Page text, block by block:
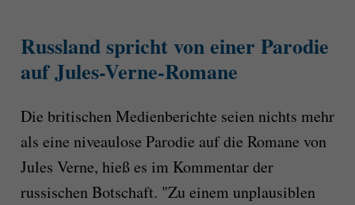
Russland spricht von einer Parodie
auf Jules-Verne-Romane
Die britischen Medienberichte seien nichts mehr
als eine niveaulose Parodie auf die Romane von
Jules Verne, hieß es im Kommentar der
russischen Botschaft. "Zu einem unplausiblen